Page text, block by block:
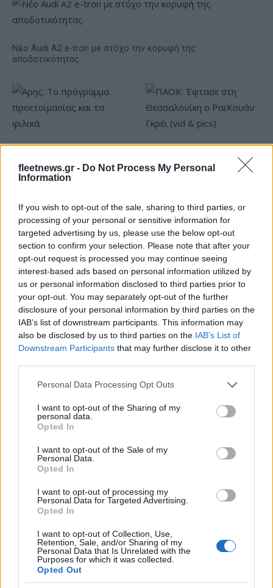
fleetnews.gr - Do Not Process My Personal
Information
If you wish to opt-out of the sale, sharing to third parties, or
processing of your personal or sensitive information for
targeted advertising by us, please use the below opt-out
section to confirm your selection. Please note that after your
opt-out request is processed you may continue seeing
interest-based ads based on personal information utilized by
us or personal information disclosed to third parties prior to
your opt-out. You may separately opt-out of the further
disclosure of your personal information by third parties on the
IAB’s list of downstream participants. This information may
also be disclosed by us to third parties on the IAB’s List of
Downstream Participants that may further disclose it to other
Please note that this website/app uses one or more Google
not limited to your visit or usage behaviour. You may click to
grant or deny consent to Google and its third-party tags to
use your data for below specified purposes in below Google
consent section.
Personal Data Processing Opt Outs
I want to opt-out of the Sharing of my
personal data.
Opted In
I want to opt-out of the Sale of my
Personal Data.
Opted In
I want to opt-out of processing my
Personal Data for Targeted Advertising.
Opted In
I want to opt-out of Collection, Use,
Retention, Sale, and/or Sharing of my
Personal Data that Is Unrelated with the
Purposes for which it was collected.
Opted Out
Νέο Audi A2 e-tron με στόχο την κορυφή της
αποδοτικότητας
προετοιμασίας και τα
φιλικά
Θεσσαλονίκη ο ΡαϊΚουάν
Γκρέι (vid & pics)
Χρηματιστήριο Αθηνών: Εβδομαδιαία άνοδος 1,76%, κέρδη
23,31% από τις αρχές του έτους
Ελληνική Αναπτυξιακή
δισ. ευρώ ανοίγει δρόμο για
δάνεια έως 5 δισ. σε
μικρομεσαίες
Υπ. Μεταφορών: Οριστική
πινακίδων κυκλοφορίας -
Τέλος στις χρονοβόρες
Η Chery επενδύει 75 εκατ. δολάρια στην KG Mobility
Το FIAT 500 Hybrid τώρα